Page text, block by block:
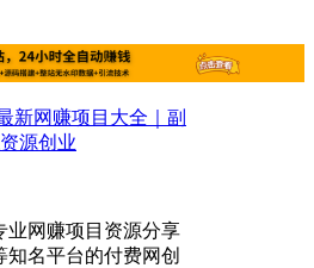
业网赚项目资源分享
名平台的付费网创